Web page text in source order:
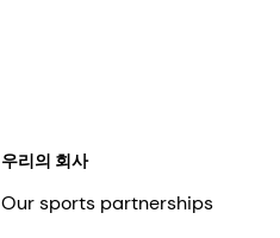
우리의 회사
Our sports partnerships